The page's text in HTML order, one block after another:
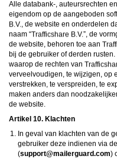
Alle databank-, auteursrechten
eigendom op de aangeboden
, de website en onderdelen
naam “
”, de
de website, behoren toe aan
bij de gebruiker of derden
waarop de rechten van
verveelvoudigen, te wijzigen, op
verstrekken, te verspreiden, te
maken anders dan
de website.
Artikel 10. Klachten
In geval van klachten van de
gebruiker deze indienen via
(moc.draugreliam@troppus)